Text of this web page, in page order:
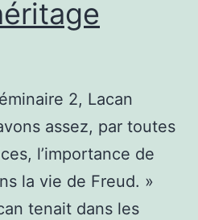
2, Lacan
assez, par toutes
l’importance de
la vie de Freud. »
tenait dans les